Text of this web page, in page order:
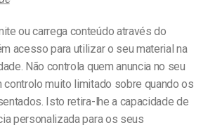
ou carrega conteúdo através do
acesso para utilizar o seu material na
Não controla quem anuncia no seu
controlo muito limitado sobre quando os
Isto retira-lhe a capacidade de
personalizada para os seus